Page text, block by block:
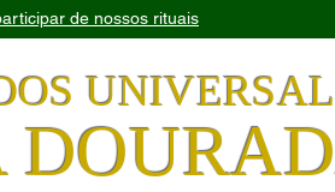
de nossos rituais